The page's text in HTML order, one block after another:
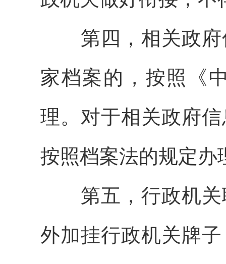
第四，相关政府
家档案的，按照《
理。对于相关政府
按照档案法的规定办
第五，行政机关
外加挂行政机关牌